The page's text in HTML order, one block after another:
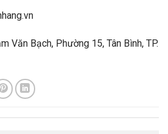
Văn Bạch, Phường 15, Tân Bình, TP.